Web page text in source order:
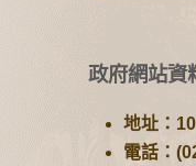
政府網站資
地址：
電話：